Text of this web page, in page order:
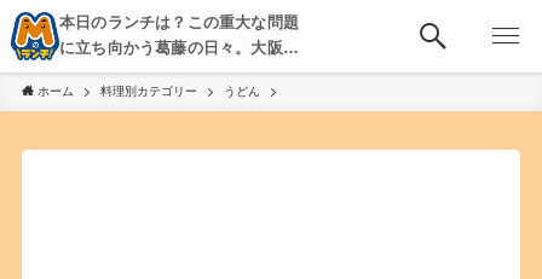
本日のランチは？この重大な問題
に立ち向かう葛藤の日々。大阪・
京都・神戸を中心とした食べ歩
き、飲み歩きを綴る。
ホーム 料理別カテゴリー うどん